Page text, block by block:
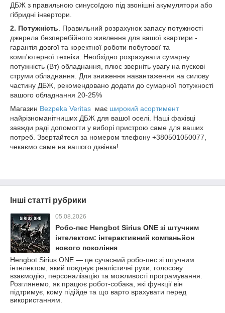
ДБЖ з правильною синусоїдою під звонішні акумулятори або
гібридні інвертори.
2. Потужність . Правильний розрахунок запасу потужності
джерела безперебійного живлення для вашої квартири -
гарантія довгої та коректної роботи побутової та
комп'ютерної техніки. Необхідно розрахувати сумарну
потужність (Вт) обладнання, плюс зверніть увагу на пускові
струми обладнання. Для зниження навантаження на силову
частину ДБЖ, рекомендовано додати до сумарної потужності
вашого обладнання 20-25%
Магазин Bezpeka Veritas має широкий асортимент
найрізноманітниших ДБЖ для вашої оселі. Наші фахівці
завжди раді допомогти у виборі пристрою саме для ваших
потреб. Звертайтеся за номером тлефону +380501050077,
чекаємо саме на вашого дзвінка!
Інші статті рубрики
05.08.2026
Робо-пес Hengbot Sirius ONE зі штучним
інтелектом: інтерактивний компаньйон
нового покоління
Hengbot Sirius ONE — це сучасний робо-пес зі штучним
інтелектом, який поєднує реалістичні рухи, голосову
взаємодію, персоналізацію та можливості програмування.
Розглянемо, як працює робот-собака, які функції він
підтримує, кому підійде та що варто врахувати перед
використанням.